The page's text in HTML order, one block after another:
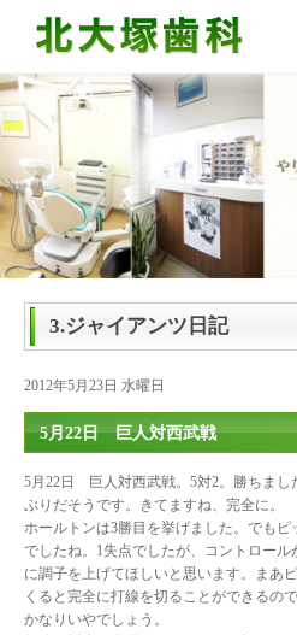
3.ジャイアンツ日記
2012年5月23日 水曜日
5月22日 巨人対西武戦
5月22日 巨人対西武戦。5対2。勝ちまし
ぶりだそうです。きてますね、完全に。
ホールトンは3勝目を挙げました。でも
でしたね。1失点でしたが、コントロール
に調子を上げてほしいと思います。まあ
くると完全に打線を切ることができるの
かなりいやでしょう。